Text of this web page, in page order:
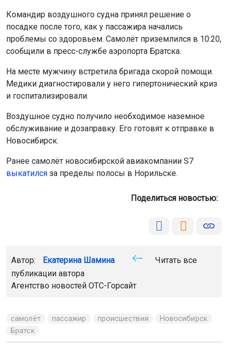
Командир воздушного судна принял решение о
посадке после того, как у пассажира начались
проблемы со здоровьем. Самолёт приземлился в 10:20,
сообщили в пресс-службе аэропорта Братска.
На месте мужчину встретила бригада скорой помощи.
Медики диагностировали у него гипертонический криз
и госпитализировали.
Воздушное судно получило необходимое наземное
обслуживание и дозаправку. Его готовят к отправке в
Новосибирск.
Ранее самолёт новосибирской авиакомпании S7
выкатился за пределы полосы в Норильске.
Поделиться новостью:
Автор: Екатерина Шамина
Читать все
публикации автора
Агентство новостей ОТС-Горсайт
самолёт пассажир происшествия
Новосибирск
Братск